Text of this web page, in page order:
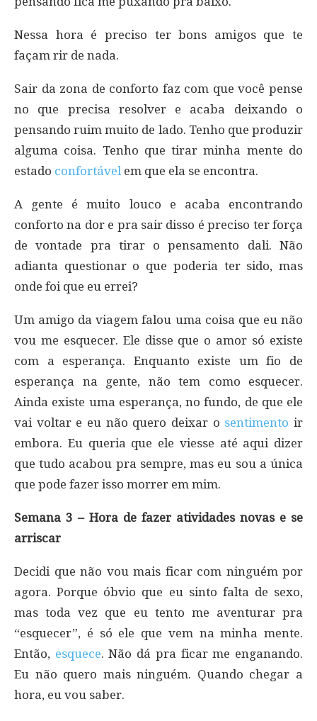
Nessa hora é preciso ter bons amigos que te
façam rir de nada.
Sair da zona de conforto faz com que você pense
no que precisa resolver e acaba deixando o
pensando ruim muito de lado. Tenho que produzir
alguma coisa. Tenho que tirar minha mente do
estado confortável em que ela se encontra.
A gente é muito louco e acaba encontrando
conforto na dor e pra sair disso é preciso ter força
de vontade pra tirar o pensamento dali. Não
adianta questionar o que poderia ter sido, mas
onde foi que eu errei?
Um amigo da viagem falou uma coisa que eu não
vou me esquecer. Ele disse que o amor só existe
com a esperança. Enquanto existe um fio de
esperança na gente, não tem como esquecer.
Ainda existe uma esperança, no fundo, de que ele
vai voltar e eu não quero deixar o sentimento ir
embora. Eu queria que ele viesse até aqui dizer
que tudo acabou pra sempre, mas eu sou a única
que pode fazer isso morrer em mim.
Semana 3 – Hora de fazer atividades novas e se
arriscar
Decidi que não vou mais ficar com ninguém por
agora. Porque óbvio que eu sinto falta de sexo,
mas toda vez que eu tento me aventurar pra
“esquecer”, é só ele que vem na minha mente.
Então, esquece. Não dá pra ficar me enganando.
Eu não quero mais ninguém. Quando chegar a
hora, eu vou saber.